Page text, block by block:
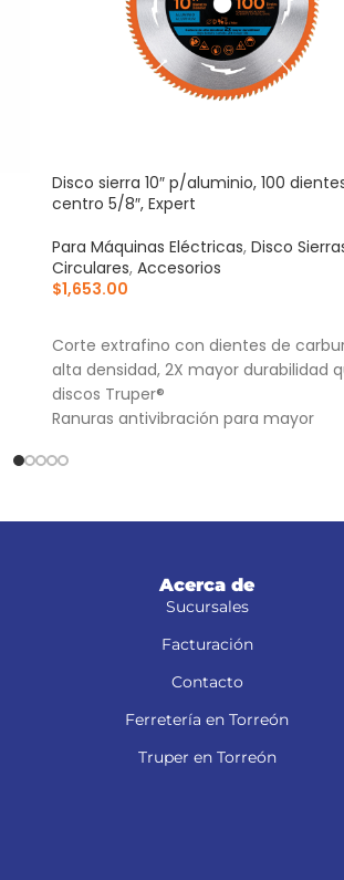
Disco sierra 10″ p/aluminio, 100
centro 5/8″, Expert
Para Máquinas Eléctricas, Disco
Circulares, Accesorios
$1,653.00
Corte extrafino con dientes de
alta densidad, 2X mayor durabilidad
discos Truper®
Ranuras antivibración para mayor
acabado
Acerca de
Sucursales
Facturación
Contacto
Ferretería en Torreón
Truper en Torreón